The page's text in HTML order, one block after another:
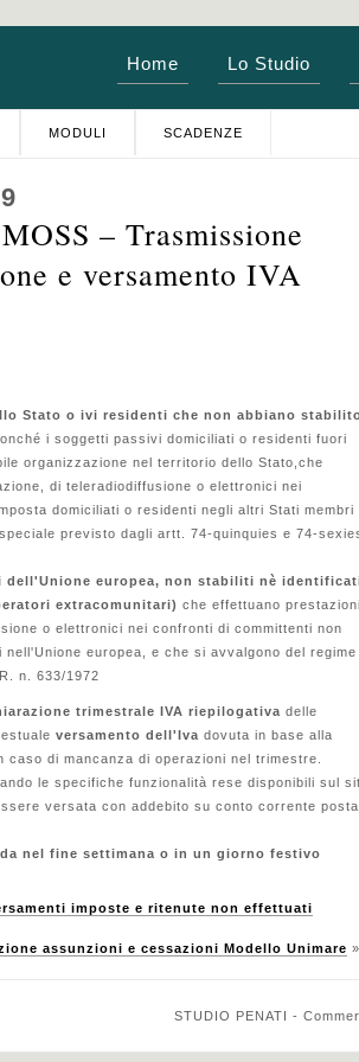
Home Lo Studio
MODULI SCADENZE
– Trasmissione
e versamento IVA
Stato o ivi residenti che non abbiano
i soggetti passivi domiciliati o residenti fuori
organizzazione nel territorio dello Stato,che
di teleradiodiffusione o elettronici nei
domiciliati o residenti negli altri Stati membri
previsto dagli artt. 74-quinquies e 74-
europea, non stabiliti nè
extracomunitari) che effettuano prestazioni
o elettronici nei confronti di committenti non
europea, e che si avvalgono del regime
n. 633/1972
trimestrale IVA riepilogativa delle
versamento dell'Iva dovuta in base alla
di mancanza di operazioni nel trimestre.
le specifiche funzionalità rese disponibili sul
versata con addebito su conto corrente
nel fine settimana o in un giorno festivo
imposte e ritenute non effettuati
assunzioni e cessazioni Modello Unimare »
STUDIO PENATI -